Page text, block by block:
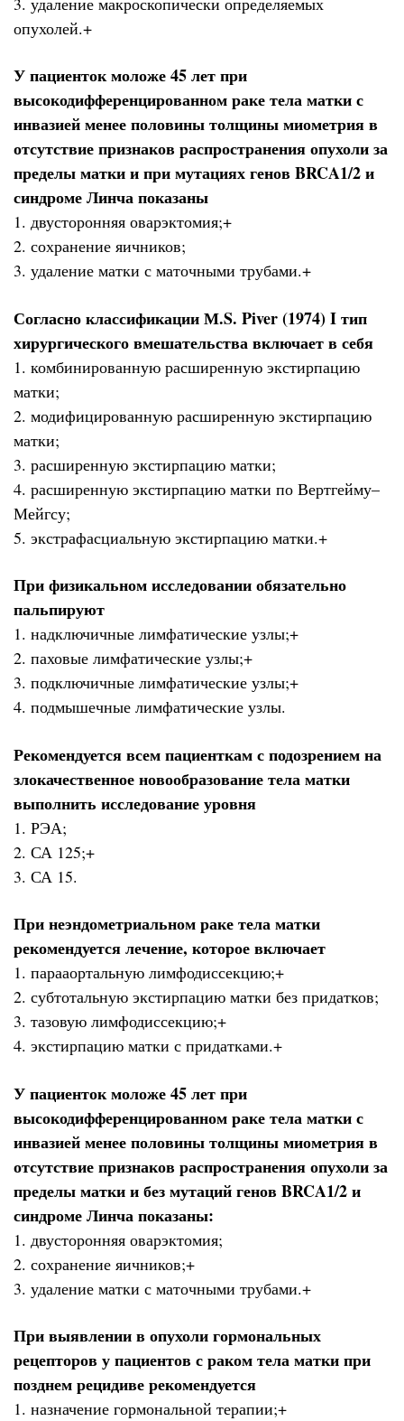
опухолей.+
У пациенток моложе 45 лет при
высокодифференцированном раке тела матки с
инвазией менее половины толщины миометрия в
отсутствие признаков распространения опухоли за
пределы матки и при мутациях генов BRCA1/2 и
синдроме Линча показаны
1. двусторонняя оварэктомия;+
2. сохранение яичников;
3. удаление матки с маточными трубами.+
Согласно классификации М.S. Piver (1974) I тип
хирургического вмешательства включает в себя
1. комбинированную расширенную экстирпацию
матки;
2. модифицированную расширенную экстирпацию
матки;
3. расширенную экстирпацию матки;
4. расширенную экстирпацию матки по Вертгейму–
Мейгсу;
5. экстрафасциальную экстирпацию матки.+
При физикальном исследовании обязательно
пальпируют
1. надключичные лимфатические узлы;+
2. паховые лимфатические узлы;+
3. подключичные лимфатические узлы;+
4. подмышечные лимфатические узлы.
Рекомендуется всем пациенткам с подозрением на
злокачественное новообразование тела матки
выполнить исследование уровня
1. РЭА;
2. СА 125;+
3. СА 15.
При неэндометриальном раке тела матки
рекомендуется лечение, которое включает
1. парааортальную лимфодиссекцию;+
2. субтотальную экстирпацию матки без придатков;
3. тазовую лимфодиссекцию;+
4. экстирпацию матки с придатками.+
У пациенток моложе 45 лет при
высокодифференцированном раке тела матки с
инвазией менее половины толщины миометрия в
отсутствие признаков распространения опухоли за
пределы матки и без мутаций генов BRCA1/2 и
синдроме Линча показаны:
1. двусторонняя оварэктомия;
2. сохранение яичников;+
3. удаление матки с маточными трубами.+
При выявлении в опухоли гормональных
рецепторов у пациентов с раком тела матки при
позднем рецидиве рекомендуется
1. назначение гормональной терапии;+